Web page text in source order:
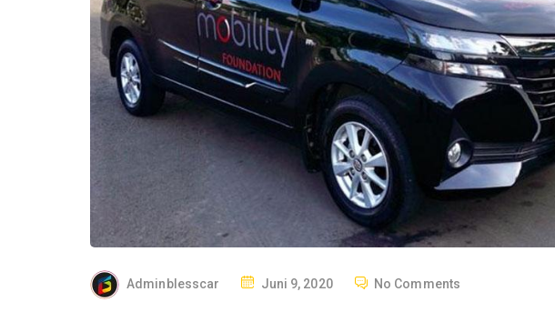
Adminblesscar Juni 9, 2020 No Comments